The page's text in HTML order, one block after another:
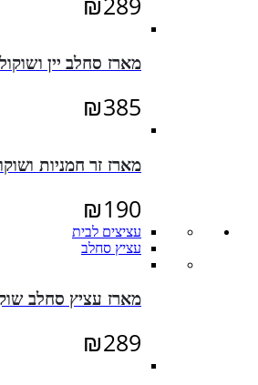
מארז סחלב יין
₪385
מארז זר חמניות
₪190
עציצים לבית
עציץ סחלב
מארז עציץ סחלב
₪289